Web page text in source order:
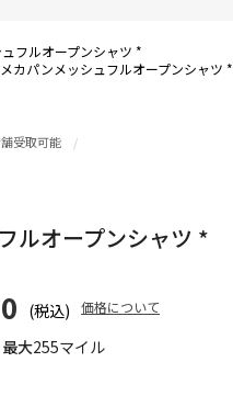
フルオープンシャツ *
メカパンメッシュフルオープンシャツ *
大255マイル
受取可能
ルオープンシャツ *
(税込) 価格について